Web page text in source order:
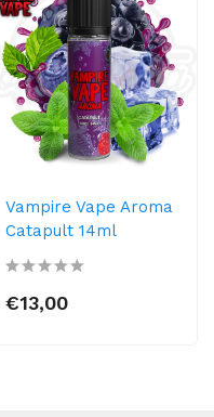
Vampire Vape Aroma
Catapult 14ml
€13,00